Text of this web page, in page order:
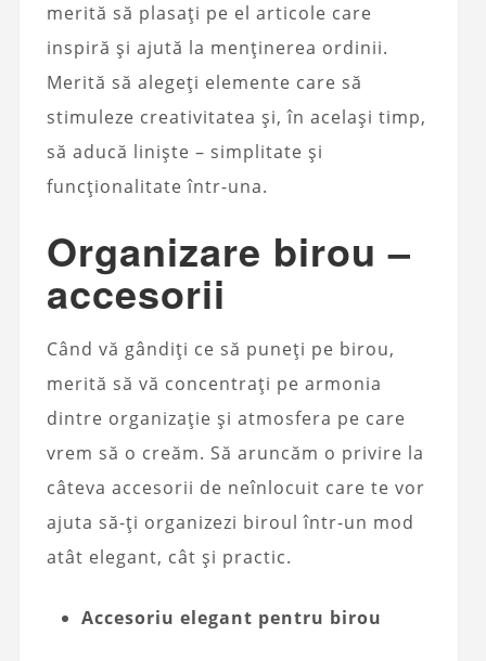
merită să plasați pe el articole care
inspiră și ajută la menținerea ordinii.
Merită să alegeți elemente care să
stimuleze creativitatea și, în același timp,
să aducă liniște – simplitate și
funcționalitate într-una.
Organizare birou –
accesorii
Când vă gândiți ce să puneți pe birou,
merită să vă concentrați pe armonia
dintre organizație și atmosfera pe care
vrem să o creăm. Să aruncăm o privire la
câteva accesorii de neînlocuit care te vor
ajuta să-ți organizezi biroul într-un mod
atât elegant, cât și practic.
Accesoriu elegant pentru birou